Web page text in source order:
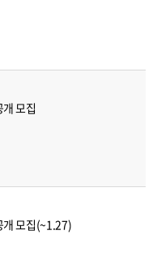
모집
개 모집(~1.27)